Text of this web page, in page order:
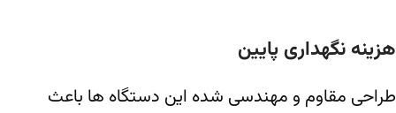
هزینه نگهداری پایین
طراحی مقاوم و مهندسی شده این دستگاه‌ ها باعث